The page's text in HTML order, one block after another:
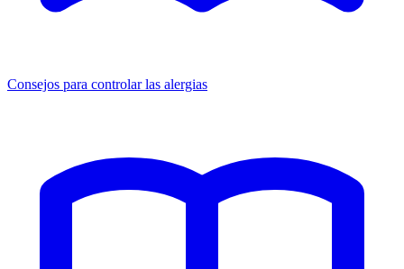
Consejos para controlar las alergias